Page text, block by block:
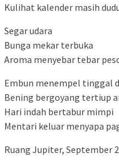
Kulihat kalender masih
Segar udara
Bunga mekar terbuka
Aroma menyebar tebar
Embun menempel tinggal
Bening bergoyang tertiup
Hari indah bertabur mimpi
Mentari keluar menyapa
Ruang Jupiter, September